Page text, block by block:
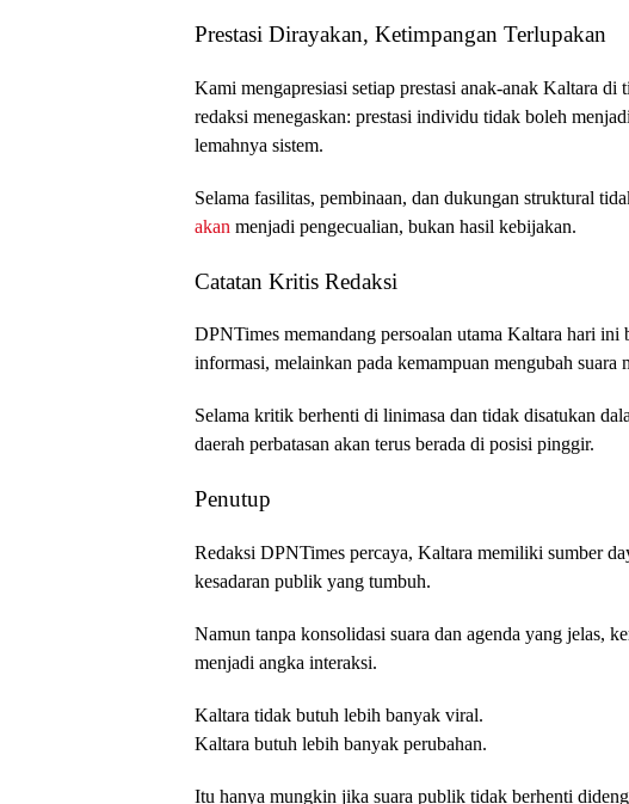
Prestasi Dirayakan, Ketimpangan Terlupakan
Kami mengapresiasi setiap prestasi anak-anak Kaltara di
redaksi menegaskan: prestasi individu tidak boleh
lemahnya sistem.
Selama fasilitas, pembinaan, dan dukungan struktural
akan menjadi pengecualian, bukan hasil kebijakan.
Catatan Kritis Redaksi
DPNTimes memandang persoalan utama Kaltara hari ini
informasi, melainkan pada kemampuan mengubah suara
Selama kritik berhenti di linimasa dan tidak disatukan
daerah perbatasan akan terus berada di posisi pinggir.
Penutup
Redaksi DPNTimes percaya, Kaltara memiliki sumber
kesadaran publik yang tumbuh.
Namun tanpa konsolidasi suara dan agenda yang jelas,
menjadi angka interaksi.
Kaltara tidak butuh lebih banyak viral.
Kaltara butuh lebih banyak perubahan.
Itu hanya mungkin jika suara publik tidak berhenti